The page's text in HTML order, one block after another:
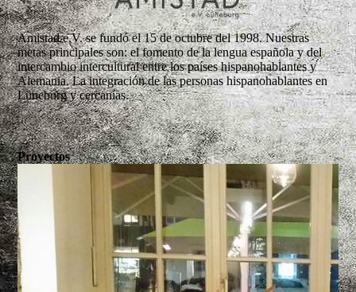
Amistad e.V. se fundó el 15 de octubre del 1998. Nuestras
metas principales son: el fomento de la lengua española y del
intercambio intercultural entre los países hispanohablantes y
Alemania. La integración de las personas hispanohablantes en
Lüneburg y cercanías.
Proyectos